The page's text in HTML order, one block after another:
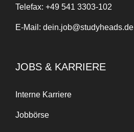
Telefax: +49 541 3303-102
E-Mail: dein.job@studyheads.de
JOBS & KARRIERE
Interne Karriere
Jobbörse